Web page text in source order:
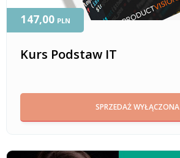
Kurs Podstaw IT
147,00 PLN
SPRZEDAŻ WYŁĄCZONA